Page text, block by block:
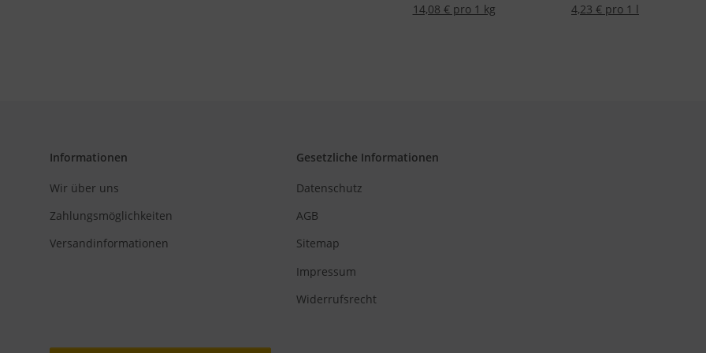
14,08 € pro 1 kg
4,23 € pro 1 l
Informationen
Wir über uns
Zahlungsmöglichkeiten
Versandinformationen
Gesetzliche Informationen
Datenschutz
AGB
Sitemap
Impressum
Widerrufsrecht